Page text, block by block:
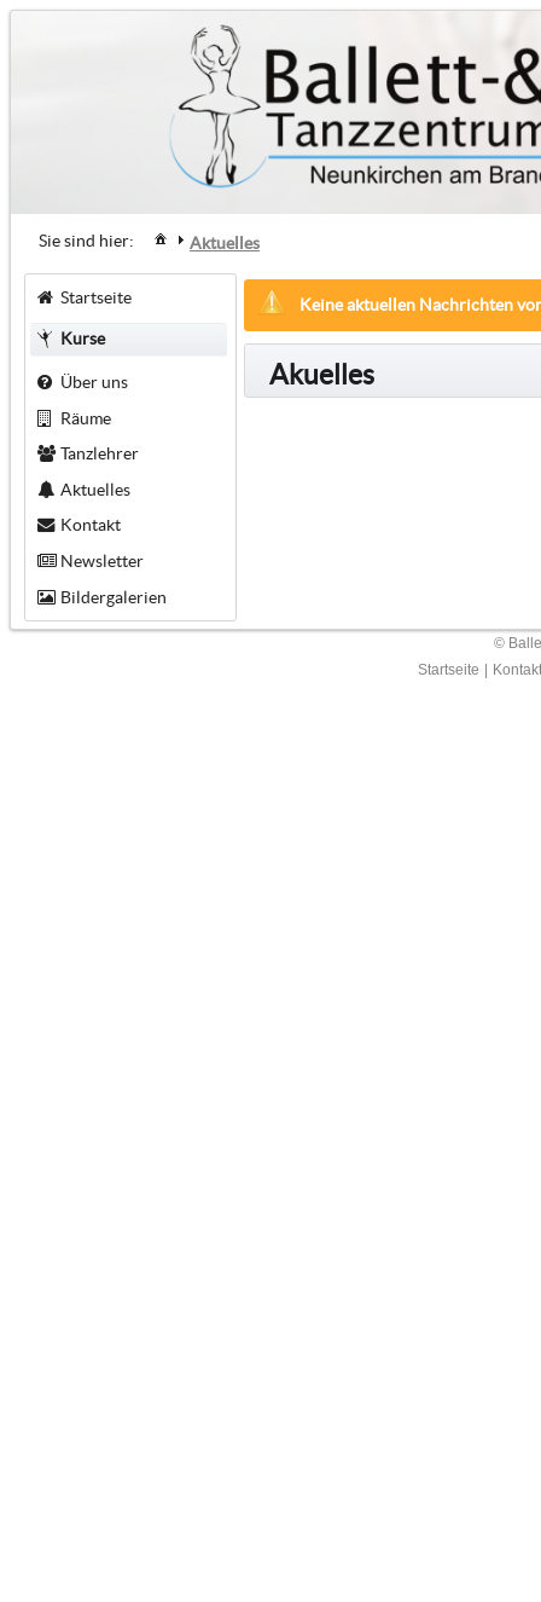
Sie sind hier: Aktuelles
Startseite
Kurse
Über uns
Räume
Tanzlehrer
Aktuelles
Kontakt
Newsletter
Bildergalerien
Keine aktuellen Nachrichten
Akuelles
©
Startseite
Kontakt